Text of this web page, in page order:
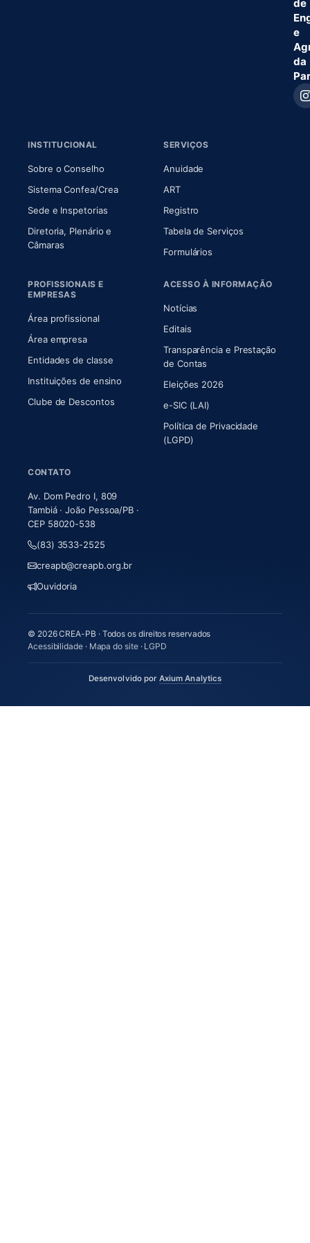
de
e
da
INSTITUCIONAL
Sobre o Conselho(abre em nova aba)
Sistema Confea/Crea(abre em nova aba)
Sede e Inspetorias
Diretoria, Plenário e
Câmaras(abre em nova aba)
SERVIÇOS
Anuidade
ART(abre em nova aba)
Registro
Tabela de Serviços
Formulários
PROFISSIONAIS E
EMPRESAS
Área profissional
Área empresa
Entidades de classe
Instituições de ensino
Clube de Descontos
ACESSO À INFORMAÇÃO
Notícias
Editais
Transparência e Prestação
de Contas
Eleições 2026
e-SIC (LAI)
Política de Privacidade
(LGPD)
CONTATO
Av. Dom Pedro I, 809
Tambiá · João Pessoa/PB ·
CEP 58020-538
(83) 3533-2525
creapb@creapb.org.br
Ouvidoria
© 2026 CREA-PB · Todos os direitos reservados
Acessibilidade· Mapa do site· LGPD
Desenvolvido por Axium Analytics(abre em nova aba)